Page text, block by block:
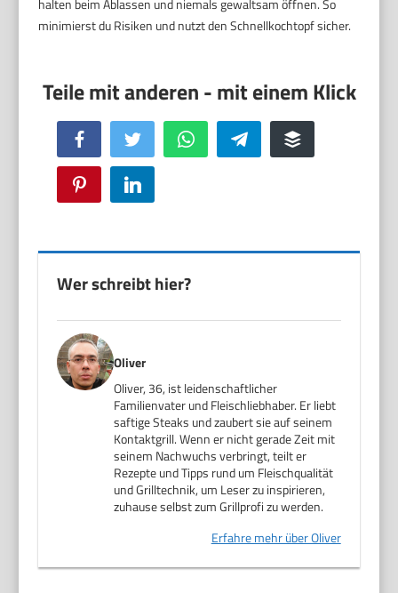
halten beim Ablassen und niemals gewaltsam öffnen. So
minimierst du Risiken und nutzt den Schnellkochtopf sicher.
Facebook Twitter WhatsApp Telegram Buffer
Pinterest LinkedIn
Wer schreibt hier?
Oliver
Oliver, 36, ist leidenschaftlicher
Familienvater und Fleischliebhaber. Er liebt
saftige Steaks und zaubert sie auf seinem
Kontaktgrill. Wenn er nicht gerade Zeit mit
seinem Nachwuchs verbringt, teilt er
Rezepte und Tipps rund um Fleischqualität
und Grilltechnik, um Leser zu inspirieren,
zuhause selbst zum Grillprofi zu werden.
Erfahre mehr über Oliver